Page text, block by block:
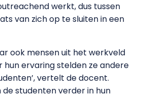
werkt, dus tussen
van zich op te sluiten in een
ook mensen uit het werkveld
hun ervaring stelden ze andere
vertelt de docent.
de studenten verder in hun